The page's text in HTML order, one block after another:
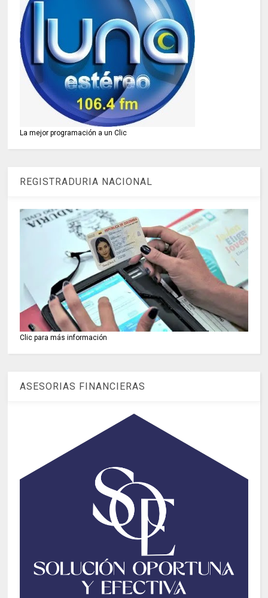
La mejor programación a un Clic
REGISTRADURIA NACIONAL
Clic para más información
ASESORIAS FINANCIERAS